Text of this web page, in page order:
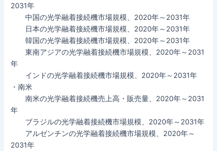
2031年
中国の光学融着接続機市場規模、2020年～2031年
日本の光学融着接続機市場規模、2020年～2031年
韓国の光学融着接続機市場規模、2020年～2031年
東南アジアの光学融着接続機市場規模、2020年～2031
年
インドの光学融着接続機市場規模、2020年～2031年
・南米
南米の光学融着接続機売上高・販売量、2020年～2031
年
ブラジルの光学融着接続機市場規模、2020年～2031年
アルゼンチンの光学融着接続機市場規模、2020年～
2031年